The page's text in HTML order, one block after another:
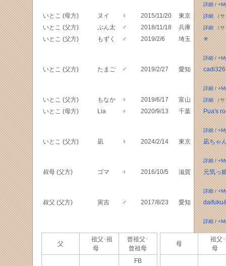
詳細/
いとこ (母方) ヌイ ♀ 2015/11/20 東京 詳細（サ
いとこ (父方) ぶん太 ♂ 2018/11/18 兵庫 詳細（サ
いとこ (父方) もずく ♂ 2019/2/6 埼玉 ✳
詳細/
いとこ (父方) たまご ♂ 2019/2/27 愛知 cadi326
詳細/
いとこ (父方) もなか ♀ 2019/6/17 富山 詳細（サ
いとこ (母方) Lia ♀ 2020/9/13 千葉 Pua's
詳細/
いとこ (父方) 凪 ♀ 2024/2/14 東京 凪ちゃ
詳細/
叔母 (父方) ゴマ ♀ 2016/10/5 滋賀 元気っ
詳細/
叔父 (父方) 寅吉 ♂ 2017/8/23 愛知
詳細/
父
祖父･祖
母
曾祖父･
曾祖母
FB
母
祖父･
母